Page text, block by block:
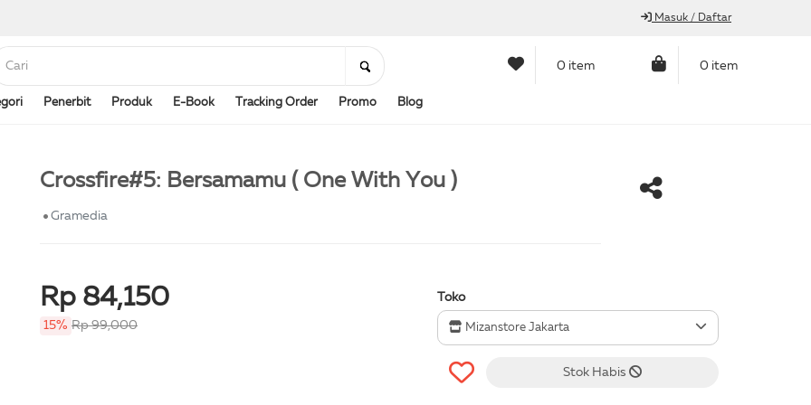
Masuk / Daftar
0 item 0 item
Penerbit Produk E-Book Tracking Order Promo Blog
Crossfire#5: Bersamamu ( One With You )
Gramedia
Rp 84,150
15% Rp 99,000
Toko
Mizanstore Jakarta
Stok Habis